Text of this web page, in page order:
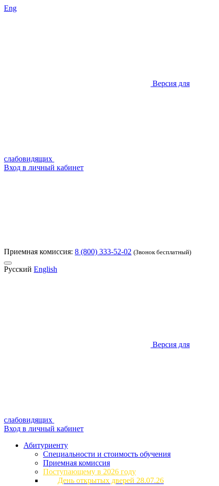
Eng
Версия для
слабовидящих
Вход в личный кабинет
Приемная комиссия: 8 (800) 333-52-02 (Звонок бесплатный)
Русский English
Версия для
слабовидящих
Вход в личный кабинет
Абитуриенту
Специальности и стоимость обучения
Приемная комиссия
Поступающему в 2026 году
День открытых дверей 28.07.26